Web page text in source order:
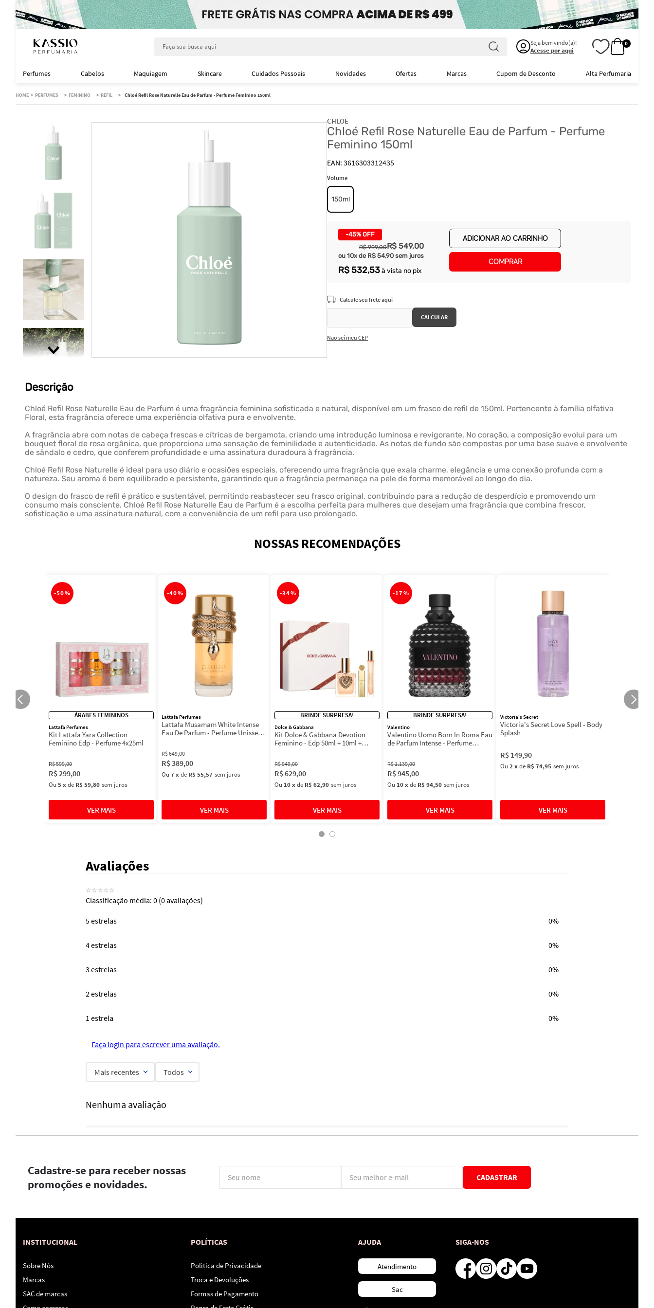
Seja bem vindo(a)!
Acesse por aqui
0
Perfumes Cabelos Maquiagem Skincare Cuidados Pessoais Novidades Ofertas Marcas Cupom de Desconto Alta Perfumaria
PERFUMES FEMININO REFIL Chloé Refil Rose Naturelle Eau de Parfum - Perfume Feminino 150ml
CHLOE
Chloé Refil Rose Naturelle Eau de Parfum - Perfume
Feminino 150ml
3616303312435
Volume
150ml
-45% OFF
R$ 549,00
R$ 999,00
ou 10x de R$ 54,90 sem juros
R$532,53à vista no pix
ADICIONAR AO CARRINHO
COMPRAR
Não sei meu CEP
Descrição
Chloé Refil Rose Naturelle Eau de Parfum é uma fragrância feminina sofisticada e natural, disponível em um frasco de refil de 150ml. Pertencente à família olfativa
Floral, esta fragrância oferece uma experiência olfativa pura e envolvente.
A fragrância abre com notas de cabeça frescas e cítricas de bergamota, criando uma introdução luminosa e revigorante. No coração, a composição evolui para um
bouquet floral de rosa orgânica, que proporciona uma sensação de feminilidade e autenticidade. As notas de fundo são compostas por uma base suave e envolvente
de sândalo e cedro, que conferem profundidade e uma assinatura duradoura à fragrância.
Chloé Refil Rose Naturelle é ideal para uso diário e ocasiões especiais, oferecendo uma fragrância que exala charme, elegância e uma conexão profunda com a
natureza. Seu aroma é bem equilibrado e persistente, garantindo que a fragrância permaneça na pele de forma memorável ao longo do dia.
O design do frasco de refil é prático e sustentável, permitindo reabastecer seu frasco original, contribuindo para a redução de desperdício e promovendo um
consumo mais consciente. Chloé Refil Rose Naturelle Eau de Parfum é a escolha perfeita para mulheres que desejam uma fragrância que combina frescor,
sofisticação e uma assinatura natural, com a conveniência de um refil para uso prolongado.
NOSSAS RECOMENDAÇÕES
-50%
ÁRABES FEMININOS
Lattafa Perfumes
Kit Lattafa Yara Collection
Feminino Edp - Perfume 4x25ml
R$599,00
R$299,00
Ou 5xde R$ 59,80 sem juros
-40%
Lattafa Perfumes
Lattafa Musamam White Intense
Eau De Parfum - Perfume Unissex
R$649,00
R$389,00
Ou 7xde R$ 55,57 sem juros
-34%
BRINDE SURPRESA!
Dolce & Gabbana
Kit Dolce & Gabbana Devotion
Feminino - Edp 50ml + 10ml +
R$949,00
R$629,00
Ou 10xde R$ 62,90 sem juros
-17%
BRINDE SURPRESA!
Valentino
Valentino Uomo Born In Roma Eau
de Parfum Intense - Perfume
R$1.139,00
R$945,00
Ou 10xde R$ 94,50 sem juros
Victoria's Secret
Victoria's Secret Love Spell - Body
Splash
R$ 149,90
Ou 2xde R$ 74,95 sem juros
Avaliações
☆☆☆☆☆
Classificação média: 0 (0 avaliações)
5 estrelas 0%
4 estrelas 0%
3 estrelas 0%
2 estrelas 0%
1 estrela 0%
Faça login para escrever uma avaliação.
Mais recentes Todos
Nenhuma avaliação
Cadastre-se para receber nossas
promoções e novidades.
CADASTRAR
INSTITUCIONAL
Sobre Nós
Marcas
SAC de marcas
POLÍTICAS
Política de Privacidade
Troca e Devoluções
Formas de Pagamento
AJUDA
Atendimento
Sac
SIGA-NOS